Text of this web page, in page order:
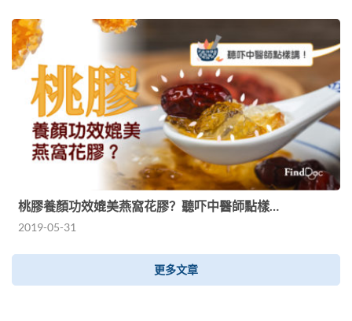
桃膠養顏功效媲美燕窩花膠？聽吓中醫師點樣…
2019-05-31
更多文章